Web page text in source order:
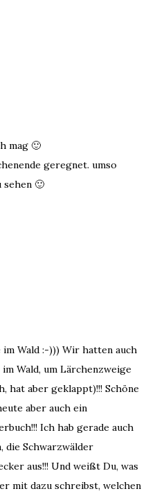
mag 🙂
geregnet. umso
🙂
Wald :-))) Wir hatten auch
Wald, um Lärchenzweige
hat aber geklappt)!!! Schöne
aber auch ein
Ich hab gerade auch
die Schwarzwälder
aus!!! Und weißt Du, was
mit dazu schreibst, welchen